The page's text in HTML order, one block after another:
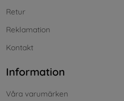
Retur
Reklamation
Kontakt
Information
Våra varumärken